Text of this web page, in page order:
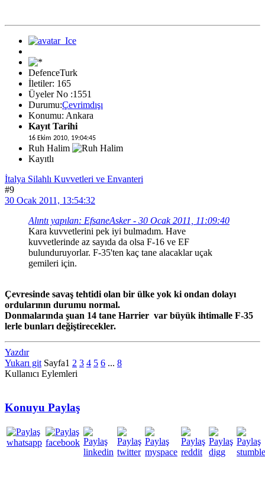
DefenceTurk
İletiler: 165
Üyeler No :1551
Durumu:Çevrimdışı
Konumu: Ankara
Kayıt Tarihi
16 Ekim 2010, 19:04:45
Ruh Halim
Kayıtlı
İtalya Silahlı Kuvvetleri ve Envanteri
#9
30 Ocak 2011, 13:54:32
Alıntı yapılan: EfsaneAsker - 30 Ocak 2011, 11:09:40
Kara kuvvetlerini pek iyi bulmadım. Have
kuvvetlerinde az sayıda da olsa F-16 ve EF
bulunduruyorlar. F-35'ten kaç tane alacaklar uçak
gemileri için.
Çevresinde savaş tehtidi olan bir ülke yok ki ondan dolayı
ordularının durumu normal.
Donmalarında şuan 14 tane Harrier var büyük ihtimalle F-35
lerle bunları değiştirecekler.
Yazdır
Yukarı git Sayfa1 2 3 4 5 6 ... 8
Kullanıcı Eylemleri
Konuyu Paylaş